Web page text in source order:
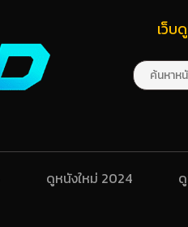
เว็บ
ดูหนังใหม่ 2024